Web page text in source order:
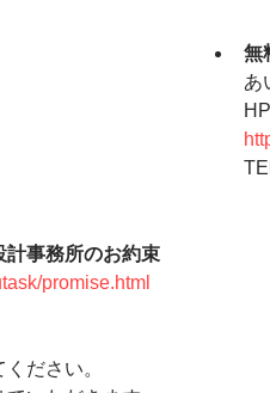
無
あ
計事務所のお約束
promise.html
ださい。